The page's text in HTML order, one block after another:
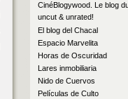
CinéBlogywood. Le blog
uncut & unrated!
El blog del Chacal
Espacio Marvelita
Horas de Oscuridad
Lares inmobiliaria
Nido de Cuervos
Películas de Culto